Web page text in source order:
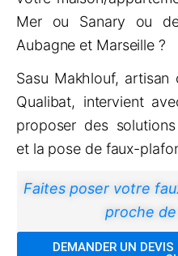
Mer ou Sanary ou
Aubagne et Marseille ?
Sasu Makhlouf, artisan
Qualibat, intervient
proposer des
et la pose de faux-
Faites poser votre
proche
DEMANDER UN